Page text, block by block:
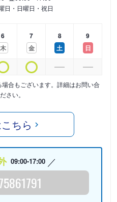
日・日曜日・祝日
6
木
7
金
8
土
9
日
合もございます。詳細はお問い合
さい。
ちら
09:00-17:00